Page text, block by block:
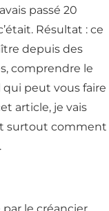
passé 20
Résultat : ce
depuis des
comprendre le
peut vous faire
article, je vais
surtout comment